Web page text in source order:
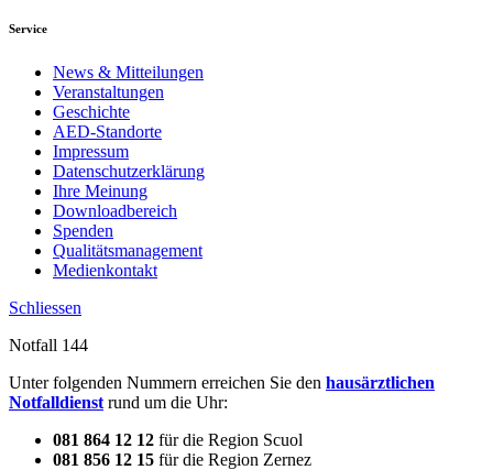
Service
News & Mitteilungen
Veranstaltungen
Geschichte
AED-Standorte
Impressum
Datenschutzerklärung
Ihre Meinung
Downloadbereich
Spenden
Qualitätsmanagement
Medienkontakt
Schliessen
Notfall 144
Unter folgenden Nummern erreichen Sie den hausärztlichen
Notfalldienst rund um die Uhr:
081 864 12 12 für die Region Scuol
081 856 12 15 für die Region Zernez